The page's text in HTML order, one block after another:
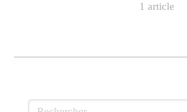
1 article
Rechercher